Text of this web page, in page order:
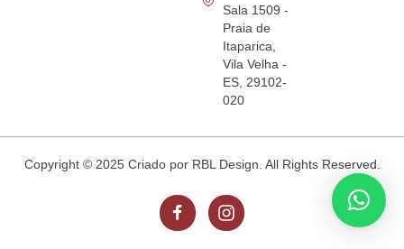
Sala 1509 -
Praia de
Itaparica,
Vila Velha -
ES, 29102-
020
Copyright © 2025 Criado por RBL Design. All Rights Reserved.